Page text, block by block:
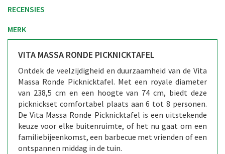
RECENSIES
MERK
VITA MASSA RONDE PICKNICKTAFEL
Ontdek de veelzijdigheid en duurzaamheid van de Vita
Massa Ronde Picknicktafel. Met een royale diameter
van 238,5 cm en een hoogte van 74 cm, biedt deze
picknickset comfortabel plaats aan 6 tot 8 personen.
De Vita Massa Ronde Picknicktafel is een uitstekende
keuze voor elke buitenruimte, of het nu gaat om een
familiebijeenkomst, een barbecue met vrienden of een
ontspannen middag in de tuin.